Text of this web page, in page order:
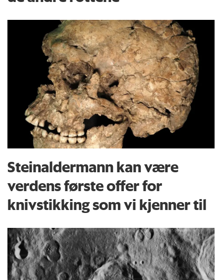
Steinaldermann kan være
verdens første offer for
knivstikking som vi kjenner til